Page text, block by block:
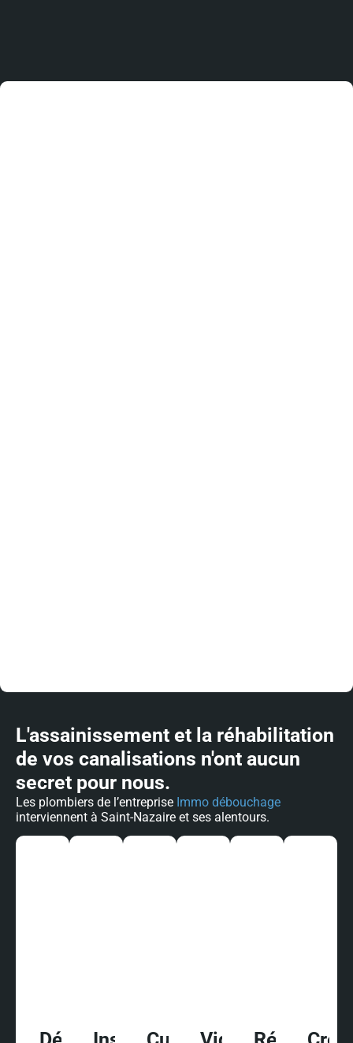
L'assainissement et la réhabilitation
de vos canalisations n'ont aucun
secret pour nous.
Les plombiers de l’entreprise Immo débouchage
interviennent à Saint-Nazaire et ses alentours.